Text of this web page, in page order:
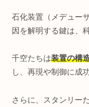
石化装置（メデュー
因を解明する鍵は、
千空たちは装置の構
し、再現や制御に成
さらに、スタンリー